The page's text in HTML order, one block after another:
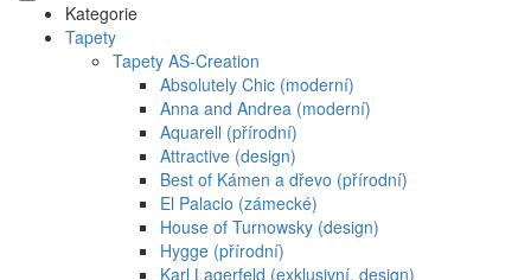
Kategorie
Tapety
Tapety AS-Creation
Absolutely Chic (moderní)
Anna and Andrea (moderní)
Aquarell (přírodní)
Attractive (design)
Best of Kámen a dřevo (přírodní)
El Palacio (zámecké)
House of Turnowsky (design)
Hygge (přírodní)
Karl Lagerfeld (exklusivní, design)